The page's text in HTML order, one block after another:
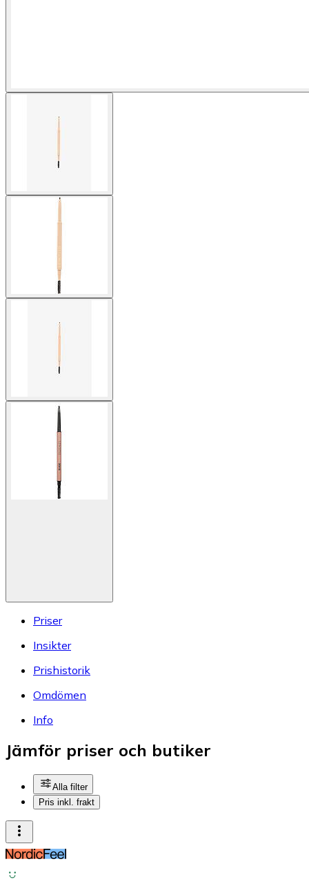
Priser
Insikter
Prishistorik
Omdömen
Info
Jämför priser och butiker
Alla filter
Pris inkl. frakt